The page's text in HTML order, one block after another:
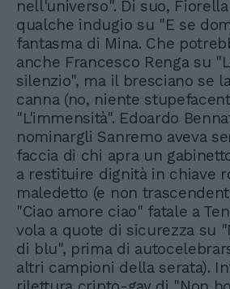
nell'universo". Di suo,
qualche indugio su "E se
fantasma di Mina. Che
anche Francesco Renga su
silenzio", ma il bresciano se
canna (no, niente
"L'immensità". Edoardo
nominargli Sanremo aveva
faccia di chi apra un
a restituire dignità in chiave
maledetto (e non
"Ciao amore ciao" fatale a
vola a quote di sicurezza su
di blu", prima di
altri campioni della serata).